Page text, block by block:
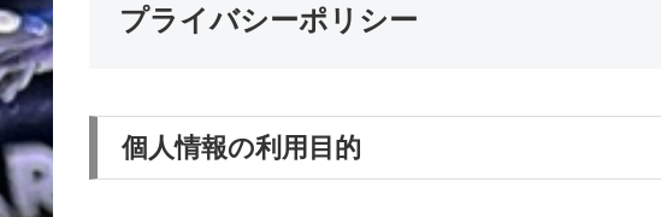
プライバシーポリシー
個人情報の利用目的